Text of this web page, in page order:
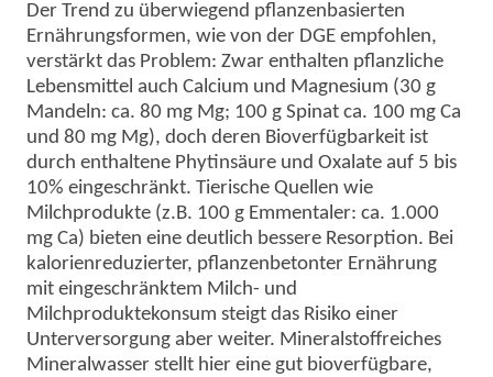
Der Trend zu überwiegend pflanzenbasierten
Ernährungsformen, wie von der DGE empfohlen,
verstärkt das Problem: Zwar enthalten pflanzliche
Lebensmittel auch Calcium und Magnesium (30 g
Mandeln: ca. 80 mg Mg; 100 g Spinat ca. 100 mg Ca
und 80 mg Mg), doch deren Bioverfügbarkeit ist
durch enthaltene Phytinsäure und Oxalate auf 5 bis
10% eingeschränkt. Tierische Quellen wie
Milchprodukte (z.B. 100 g Emmentaler: ca. 1.000
mg Ca) bieten eine deutlich bessere Resorption. Bei
kalorienreduzierter, pflanzenbetonter Ernährung
mit eingeschränktem Milch- und
Milchproduktekonsum steigt das Risiko einer
Unterversorgung aber weiter. Mineralstoffreiches
Mineralwasser stellt hier eine gut bioverfügbare,